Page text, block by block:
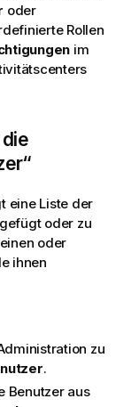
oder
Rollen
im
eine Liste der
oder zu
oder
ihnen
zu
.
Benutzer aus